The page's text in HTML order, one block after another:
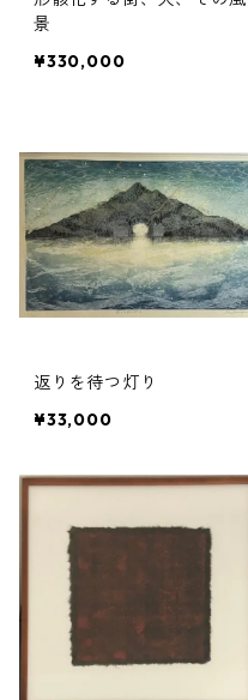
景
¥330,000
返りを待つ灯り
¥33,000